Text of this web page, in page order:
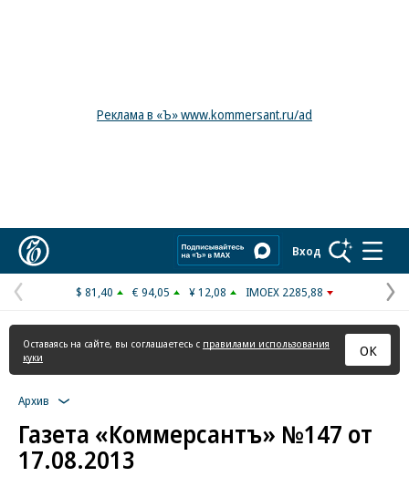
Реклама в «Ъ» www.kommersant.ru/ad
Вход
Предыдущая
страница
$ 81,40 € 94,05 ¥ 12,08 IMOEX 2285,88
Оставаясь на сайте, вы соглашаетесь с правилами использования
куки
ОК
Архив
Газета «Коммерсантъ» №147 от
17.08.2013